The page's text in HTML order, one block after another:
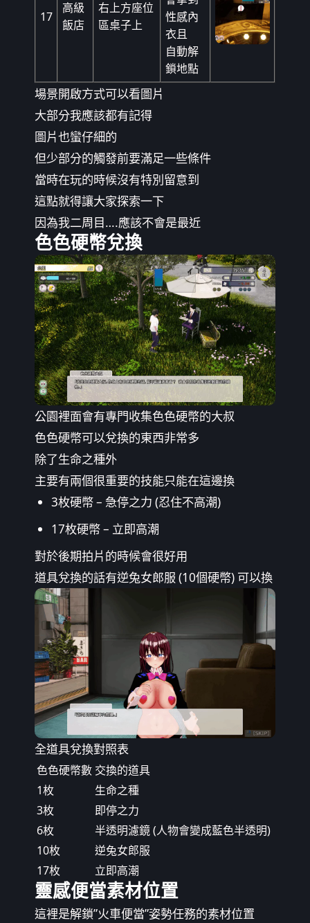
17
高級
飯店
右上方座位
區桌子上
性感內
衣且
自動解
鎖地點
場景開啟方式可以看圖片
大部分我應該都有記得
圖片也蠻仔細的
但少部分的觸發前要滿足一些條件
當時在玩的時候沒有特別留意到
這點就得讓大家探索一下
因為我二周目….應該不會是最近
色色硬幣兌換
公園裡面會有專門收集色色硬幣的大叔
色色硬幣可以兌換的東西非常多
除了生命之種外
主要有兩個很重要的技能只能在這邊換
3枚硬幣 – 急停之力 (忍住不高潮)
17枚硬幣 – 立即高潮
對於後期拍片的時候會很好用
道具兌換的話有逆兔女郎服 (10個硬幣) 可以換
全道具兌換對照表
色色硬幣數 交換的道具
1枚
生命之種
3枚
即停之力
6枚
半透明濾鏡 (人物會變成藍色半透明)
10枚
逆兔女郎服
17枚
立即高潮
靈感便當素材位置
這裡是解鎖”火車便當”姿勢任務的素材位置